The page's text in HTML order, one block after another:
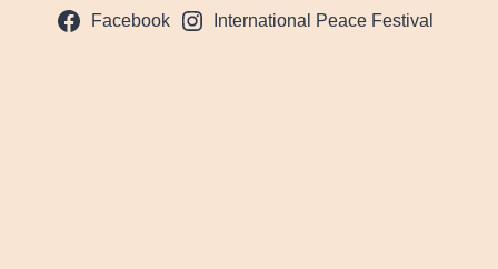
Facebook International Peace Festival